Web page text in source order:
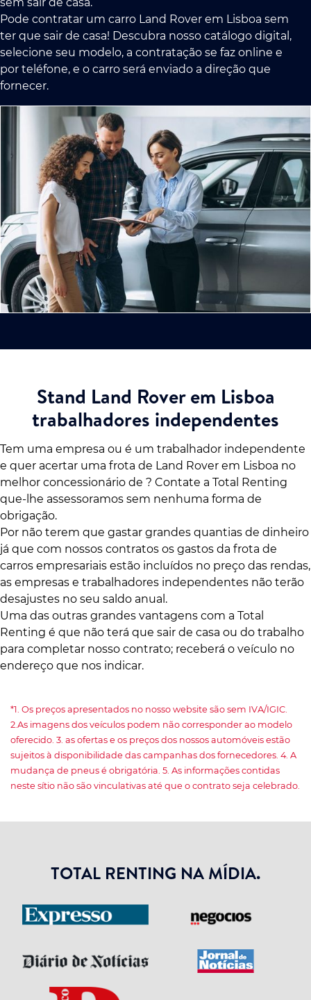
Pode contratar um carro Land Rover em Lisboa sem
ter que sair de casa! Descubra nosso catálogo digital,
selecione seu modelo, a contratação se faz online e
por teléfone, e o carro será enviado a direção que
fornecer.
Stand Land Rover em Lisboa
trabalhadores independentes
Tem uma empresa ou é um trabalhador independente
e quer acertar uma frota de Land Rover em Lisboa no
melhor concessionário de ? Contate a Total Renting
que-lhe assessoramos sem nenhuma forma de
obrigação.
Por não terem que gastar grandes quantias de dinheiro
já que com nossos contratos os gastos da frota de
carros empresariais estão incluídos no preço das rendas,
as empresas e trabalhadores independentes não terão
desajustes no seu saldo anual.
Uma das outras grandes vantagens com a Total
Renting é que não terá que sair de casa ou do trabalho
para completar nosso contrato; receberá o veículo no
endereço que nos indicar.
*1. Os preços apresentados no nosso website são sem IVA/IGIC.
2.As imagens dos veículos podem não corresponder ao modelo
oferecido. 3. as ofertas e os preços dos nossos automóveis estão
sujeitos à disponibilidade das campanhas dos fornecedores. 4. A
mudança de pneus é obrigatória. 5. As informações contidas
neste sítio não são vinculativas até que o contrato seja celebrado.
TOTAL RENTING NA MÍDIA.